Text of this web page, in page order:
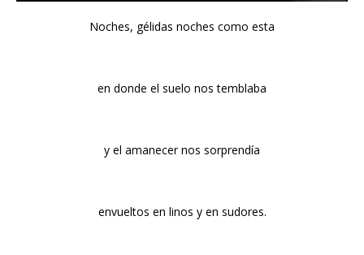
Noches, gélidas noches como esta
en donde el suelo nos temblaba
y el amanecer nos sorprendía
envueltos en linos y en sudores.